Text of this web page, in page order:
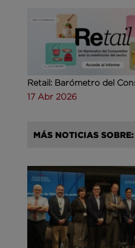
Retail: Barómetro del
17 Abr 2026
MÁS NOTICIAS